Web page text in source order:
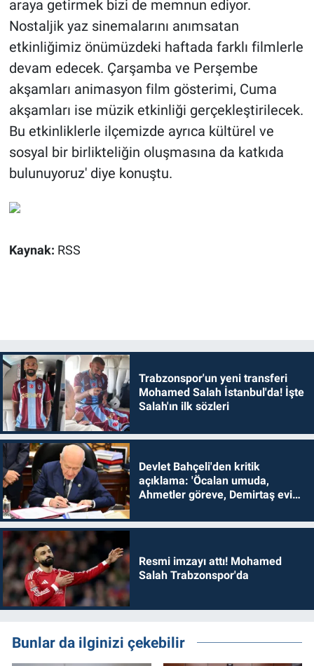
araya getirmek bizi de memnun ediyor.
Nostaljik yaz sinemalarını anımsatan
etkinliğimiz önümüzdeki haftada farklı filmlerle
devam edecek. Çarşamba ve Perşembe
akşamları animasyon film gösterimi, Cuma
akşamları ise müzik etkinliği gerçekleştirilecek.
Bu etkinliklerle ilçemizde ayrıca kültürel ve
sosyal bir birlikteliğin oluşmasına da katkıda
bulunuyoruz' diye konuştu.
Kaynak: RSS
Trabzonspor'un yeni transferi
Mohamed Salah İstanbul'da! İşte
Salah'ın ilk sözleri
Devlet Bahçeli'den kritik
açıklama: 'Öcalan umuda,
Ahmetler göreve, Demirtaş evine
Resmi imzayı attı! Mohamed
Salah Trabzonspor'da
Bunlar da ilginizi çekebilir